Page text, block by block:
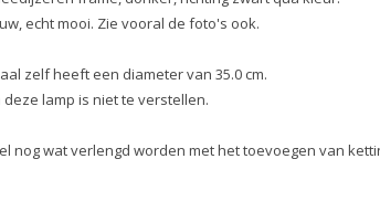
echt mooi. Zie vooral de foto's ook.
zelf heeft een diameter van 35.0 cm.
lamp is niet te verstellen.
nog wat verlengd worden met het toevoegen van